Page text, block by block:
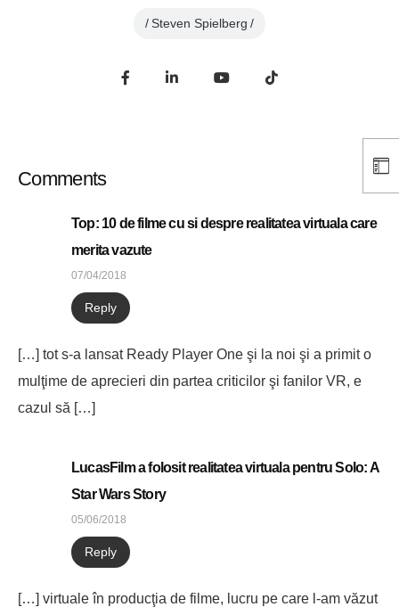
Steven Spielberg
Comments
Top: 10 de filme cu si despre realitatea virtuala care
merita vazute
07/04/2018
Reply
[…] tot s-a lansat Ready Player One şi la noi şi a primit o
mulţime de aprecieri din partea criticilor şi fanilor VR, e
cazul să […]
LucasFilm a folosit realitatea virtuala pentru Solo: A
Star Wars Story
05/06/2018
Reply
[…] virtuale în producţia de filme, lucru pe care l-am văzut